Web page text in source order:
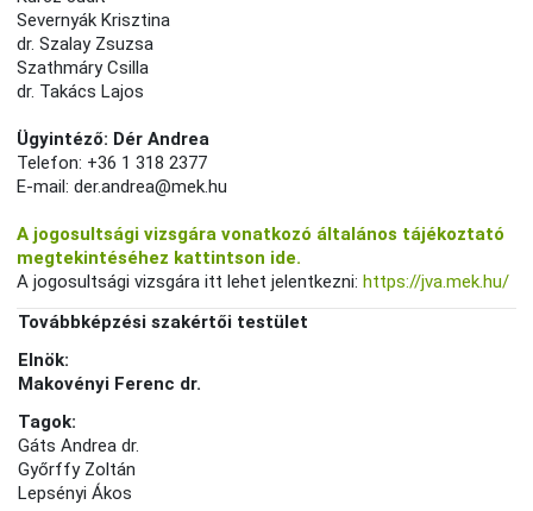
Severnyák Krisztina
dr. Szalay Zsuzsa
Szathmáry Csilla
dr. Takács Lajos
Ügyintéző: Dér Andrea
Telefon: +36 1 318 2377
E-mail: der.andrea@mek.hu
A jogosultsági vizsgára vonatkozó általános tájékoztató
megtekintéséhez kattintson ide.
A jogosultsági vizsgára itt lehet jelentkezni:https://jva.mek.hu/
Továbbképzési szakértői testület
Elnök:
Makovényi Ferenc dr.
Tagok:
Gáts Andrea dr.
Győrffy Zoltán
Lepsényi Ákos